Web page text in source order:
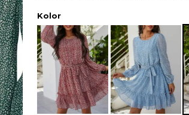
266.63 zł.
109.99 zł.
Kolor